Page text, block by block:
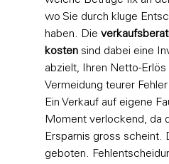
wo Sie durch kluge
haben. Die
kosten sind dabei eine
abzielt, Ihren Netto-Erlös
Vermeidung teurer
Ein Verkauf auf eigene
Moment verlockend, da
Ersparnis gross scheint.
geboten.